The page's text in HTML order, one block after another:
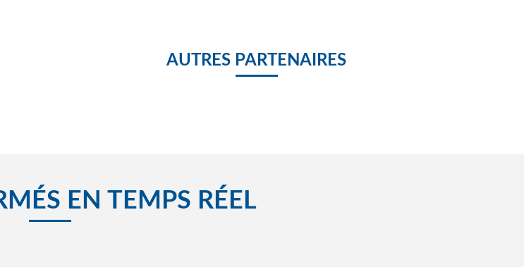
AUTRES PARTENAIRES
EN TEMPS RÉEL